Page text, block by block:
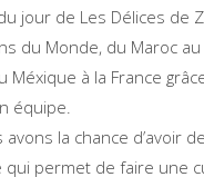
jour de Les Délices de
du Monde, du Maroc
Méxique à la France
équipe.
avons la chance d’avoir
qui permet de faire une